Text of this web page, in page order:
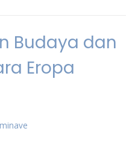
Budaya dan
Eropa